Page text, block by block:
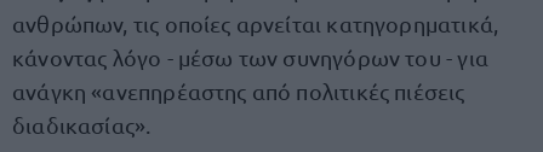
ανθρώπων, τις οποίες αρνείται κατηγορηματικά,
κάνοντας λόγο - μέσω των συνηγόρων του - για
ανάγκη «ανεπηρέαστης από πολιτικές πιέσεις
διαδικασίας».